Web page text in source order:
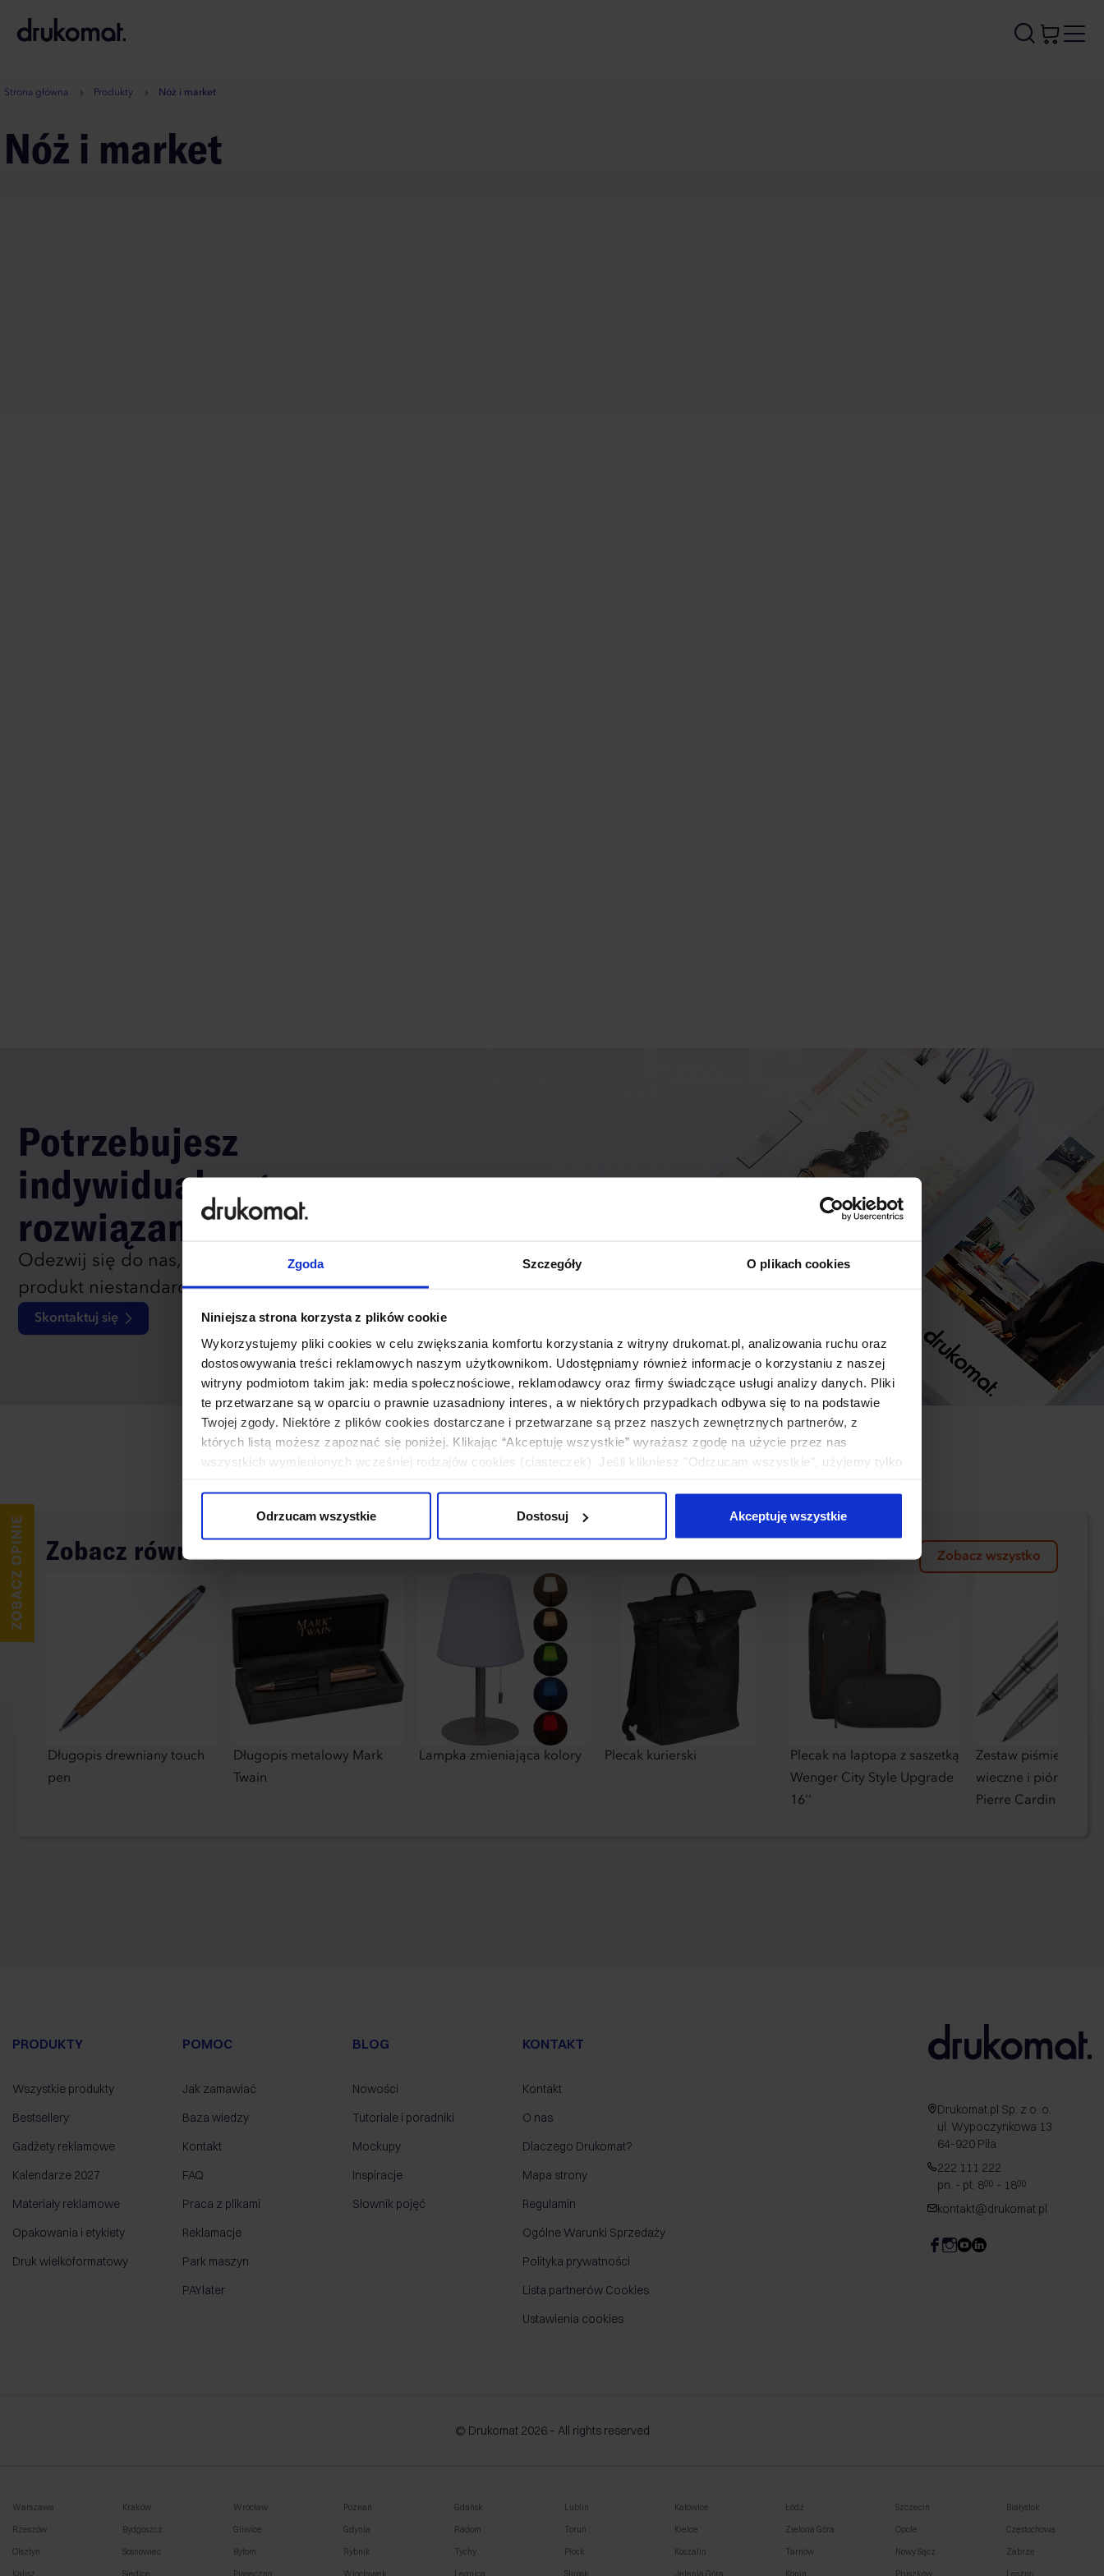
Zgoda Szczegóły O plikach cookies
Niniejsza strona korzysta z plików cookie
Wykorzystujemy pliki cookies w celu zwiększania komfortu korzystania z witryny drukomat.pl, analizowania ruchu oraz
dostosowywania treści reklamowych naszym użytkownikom. Udostępniamy również informacje o korzystaniu z naszej
witryny podmiotom takim jak: media społecznościowe, reklamodawcy oraz firmy świadczące usługi analizy danych. Pliki
te przetwarzane są w oparciu o prawnie uzasadniony interes, a w niektórych przypadkach odbywa się to na podstawie
Twojej zgody. Niektóre z plików cookies dostarczane i przetwarzane są przez naszych zewnętrznych partnerów, z
których listą możesz zapoznać się poniżej. Klikając “Akceptuję wszystkie” wyrażasz zgodę na użycie przez nas
wszystkich wymienionych wcześniej rodzajów cookies (ciasteczek). Jeśli klikniesz "Odrzucam wszystkie", użyjemy tylko
Odrzucam wszystkie
Dostosuj Akceptuję wszystkie
A
Strona główna Produkty Nóż i market
Nóż i market
Potrzebujesz
indywidualnego
rozwiązania?
Odezwij się do nas, aby omówić
produkt niestandardowy.
Skontaktuj się
Zobacz również Zobacz wszystko
Długopis drewniany touch
pen
Długopis metalowy Mark
Twain
Lampka zmieniająca kolory Plecak kurierski
Plecak na laptopa z saszetką
Wenger City Style Upgrade
16''
Zestaw piśmienny
wieczne i pióro
Pierre Cardin
PRODUKTY
Wszystkie produkty
Bestsellery
Gadżety reklamowe
Kalendarze 2027
Materiały reklamowe
Opakowania i etykiety
Druk wielkoformatowy
POMOC
Jak zamawiać
Baza wiedzy
Kontakt
FAQ
Praca z plikami
Reklamacje
Park maszyn
PAYlater
BLOG
Nowości
Tutoriale i poradniki
Mockupy
Inspiracje
Słownik pojęć
KONTAKT
Kontakt
O nas
Dlaczego Drukomat?
Mapa strony
Regulamin
Ogólne Warunki Sprzedaży
Polityka prywatności
Lista partnerów Cookies
Ustawienia cookies
Drukomat.pl Sp. z o. o.
ul. Wypoczynkowa 13
64-920 Piła
222 111 222
pn. - pt. 800 - 1800
kontakt@drukomat.pl
© Drukomat 2026 – All rights reserved
Warszawa Kraków Wrocław Poznań Gdańsk Lublin Katowice Łódź Szczecin Białystok
Rzeszów Bydgoszcz Gliwice Gdynia Radom Toruń Kielce Zielona Góra Opole Częstochowa
Olsztyn Sosnowiec Bytom Rybnik Tychy Płock Koszalin Tarnów Nowy Sącz Zabrze